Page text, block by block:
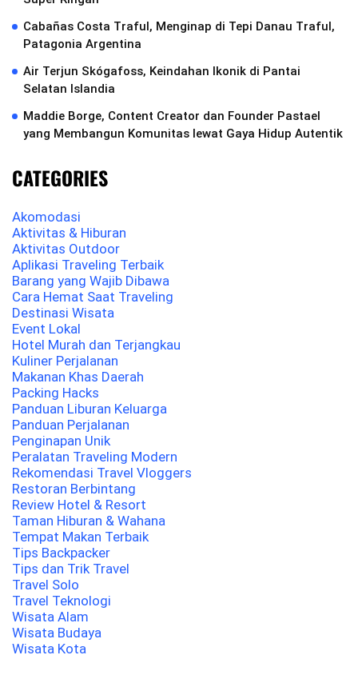
Cabañas Costa Traful, Menginap di Tepi Danau Traful,
Patagonia Argentina
Air Terjun Skógafoss, Keindahan Ikonik di Pantai
Selatan Islandia
Maddie Borge, Content Creator dan Founder Pastael
yang Membangun Komunitas lewat Gaya Hidup Autentik
CATEGORIES
Akomodasi
Aktivitas & Hiburan
Aktivitas Outdoor
Aplikasi Traveling Terbaik
Barang yang Wajib Dibawa
Cara Hemat Saat Traveling
Destinasi Wisata
Event Lokal
Hotel Murah dan Terjangkau
Kuliner Perjalanan
Makanan Khas Daerah
Packing Hacks
Panduan Liburan Keluarga
Panduan Perjalanan
Penginapan Unik
Peralatan Traveling Modern
Rekomendasi Travel Vloggers
Restoran Berbintang
Review Hotel & Resort
Taman Hiburan & Wahana
Tempat Makan Terbaik
Tips Backpacker
Tips dan Trik Travel
Travel Solo
Travel Teknologi
Wisata Alam
Wisata Budaya
Wisata Kota